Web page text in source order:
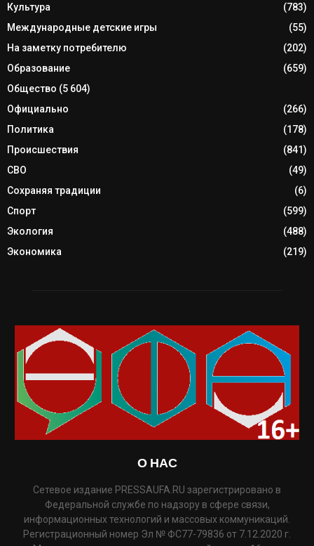
Культура
(783)
Международные детские игры
(55)
На заметку потребителю
(202)
Образование
(659)
Общество (5 604)
Официально
(266)
Политика
(178)
Происшествия
(841)
СВО
(49)
Сохраняя традиции
(6)
Спорт
(599)
Экология
(488)
Экономика
(219)
О НАС
Сетевое издание PRESSAUFA.RU зарегистрировано в
Федеральной службе по надзору в сфере связи,
информационных технологий и массовых коммуникаций.
Регистрационный номер Эл № ФС77-79836 от 7.12.2020 г.